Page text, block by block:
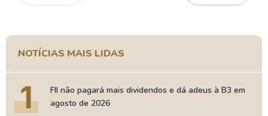
NOTÍCIAS MAIS LIDAS
1
FII não pagará mais dividendos e dá adeus à B3 em
agosto de 2026